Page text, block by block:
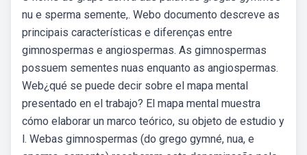
nu e sperma semente,. Webo documento descreve as
principais características e diferenças entre
gimnospermas e angiospermas. As gimnospermas
possuem sementes nuas enquanto as angiospermas.
Web¿qué se puede decir sobre el mapa mental
presentado en el trabajo? El mapa mental muestra
cómo elaborar un marco teórico, su objeto de estudio y
l. Webas gimnospermas (do grego gymné, nua, e